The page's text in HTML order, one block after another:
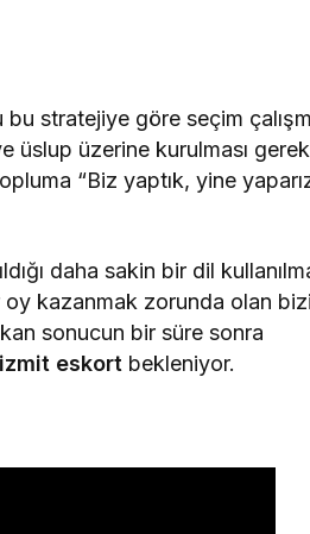
stratejiye göre seçim
üslup üzerine kurulması
“Biz yaptık, yine
daha sakin bir dil
kazanmak zorunda olan
sonucun bir süre sonra
izmit eskort bekleniyor.